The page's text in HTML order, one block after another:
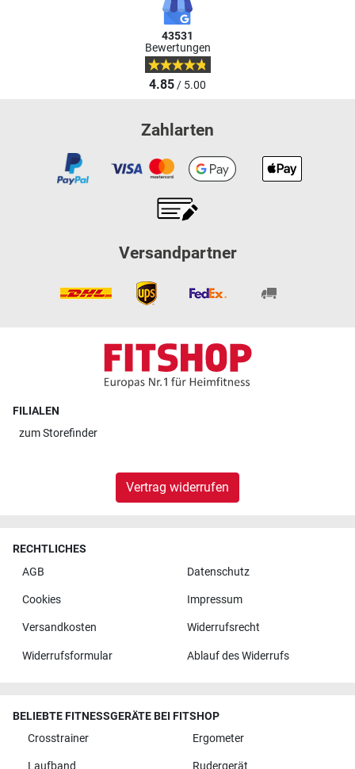
43531
Bewertungen
4.85/ 5.00
Zahlarten
Versandpartner
FILIALEN
zumStorefinder
Vertrag widerrufen
RECHTLICHES
AGB
Datenschutz
Cookies Impressum
Versandkosten Widerrufsrecht
Widerrufsformular Ablauf des Widerrufs
BELIEBTE FITNESSGERÄTE BEI FITSHOP
Crosstrainer
Ergometer